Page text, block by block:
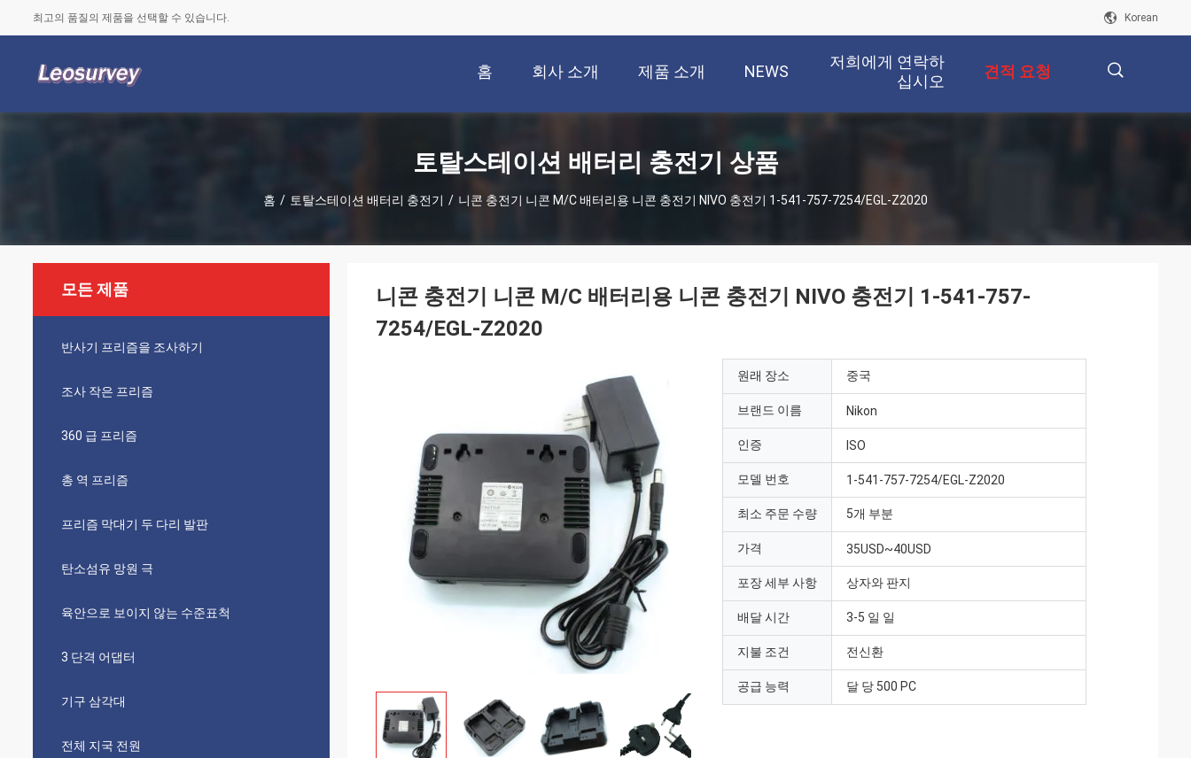
최고의 품질의 제품을 선택할 수 있습니다. Korean
홈 회사 소개 제품 소개 NEWS
저희에게 연락하
십시오
견적 요청
토탈스테이션 배터리 충전기 상품
홈 / 토탈스테이션 배터리 충전기 / 니콘 충전기 니콘 M/C 배터리용 니콘 충전기 NIVO 충전기 1-541-757-7254/EGL-Z2020
모든 제품
반사기 프리즘을 조사하기
조사 작은 프리즘
360 급 프리즘
총 역 프리즘
프리즘 막대기 두 다리 발판
탄소섬유 망원 극
육안으로 보이지 않는 수준표척
3 단격 어댑터
기구 삼각대
전체 지국 전원
니콘 충전기 니콘 M/C 배터리용 니콘 충전기 NIVO 충전기 1-541-757-
7254/EGL-Z2020
원래 장소 중국
브랜드 이름 Nikon
인증 ISO
모델 번호 1-541-757-7254/EGL-Z2020
최소 주문 수량 5개 부분
가격 35USD~40USD
포장 세부 사항 상자와 판지
배달 시간 3-5 일 일
지불 조건 전신환
공급 능력 달 당 500 PC